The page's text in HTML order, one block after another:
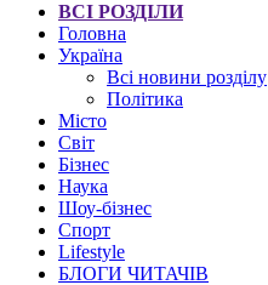
ВСІ РОЗДІЛИ
Головна
Україна
Всі новини розділу
Політика
Місто
Світ
Бізнес
Наука
Шоу-бізнес
Спорт
Lifestyle
БЛОГИ ЧИТАЧІВ